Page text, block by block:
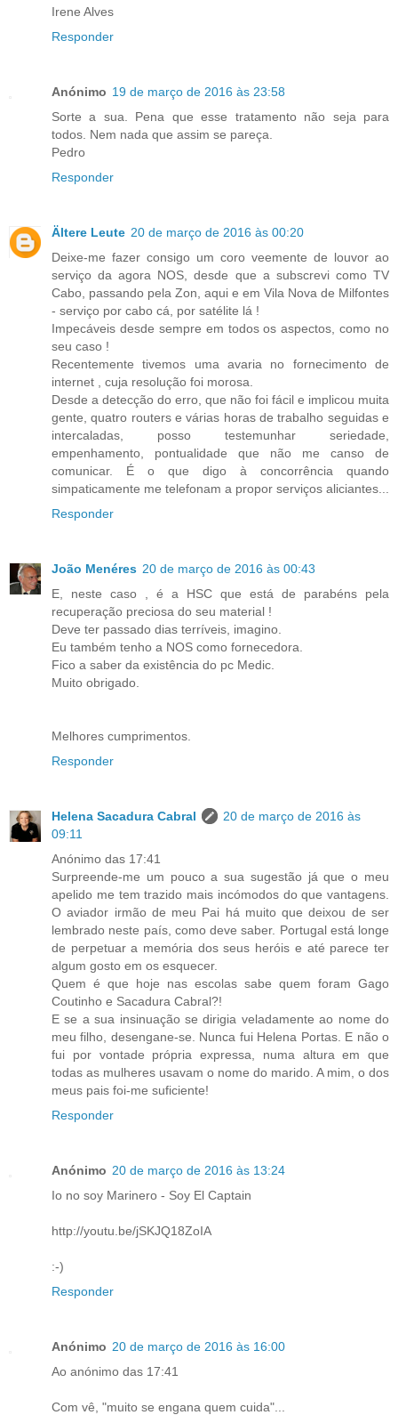
Irene Alves
Responder
Anónimo 19 de março de 2016 às 23:58
Sorte a sua. Pena que esse tratamento não seja para
todos. Nem nada que assim se pareça.
Pedro
Responder
Ältere Leute 20 de março de 2016 às 00:20
Deixe-me fazer consigo um coro veemente de louvor ao
serviço da agora NOS, desde que a subscrevi como TV
Cabo, passando pela Zon, aqui e em Vila Nova de Milfontes
- serviço por cabo cá, por satélite lá !
Impecáveis desde sempre em todos os aspectos, como no
seu caso !
Recentemente tivemos uma avaria no fornecimento de
internet , cuja resolução foi morosa.
Desde a detecção do erro, que não foi fácil e implicou muita
gente, quatro routers e várias horas de trabalho seguidas e
intercaladas, posso testemunhar seriedade,
empenhamento, pontualidade que não me canso de
comunicar. É o que digo à concorrência quando
simpaticamente me telefonam a propor serviços aliciantes...
Responder
João Menéres 20 de março de 2016 às 00:43
E, neste caso , é a HSC que está de parabéns pela
recuperação preciosa do seu material !
Deve ter passado dias terríveis, imagino.
Eu também tenho a NOS como fornecedora.
Fico a saber da existência do pc Medic.
Muito obrigado.
Melhores cumprimentos.
Responder
Helena Sacadura Cabral
20 de março de 2016 às
09:11
Anónimo das 17:41
Surpreende-me um pouco a sua sugestão já que o meu
apelido me tem trazido mais incómodos do que vantagens.
O aviador irmão de meu Pai há muito que deixou de ser
lembrado neste país, como deve saber. Portugal está longe
de perpetuar a memória dos seus heróis e até parece ter
algum gosto em os esquecer.
Quem é que hoje nas escolas sabe quem foram Gago
Coutinho e Sacadura Cabral?!
E se a sua insinuação se dirigia veladamente ao nome do
meu filho, desengane-se. Nunca fui Helena Portas. E não o
fui por vontade própria expressa, numa altura em que
todas as mulheres usavam o nome do marido. A mim, o dos
meus pais foi-me suficiente!
Responder
Anónimo 20 de março de 2016 às 13:24
Io no soy Marinero - Soy El Captain
http://youtu.be/jSKJQ18ZoIA
:-)
Responder
Anónimo 20 de março de 2016 às 16:00
Ao anónimo das 17:41
Com vê, "muito se engana quem cuida"...